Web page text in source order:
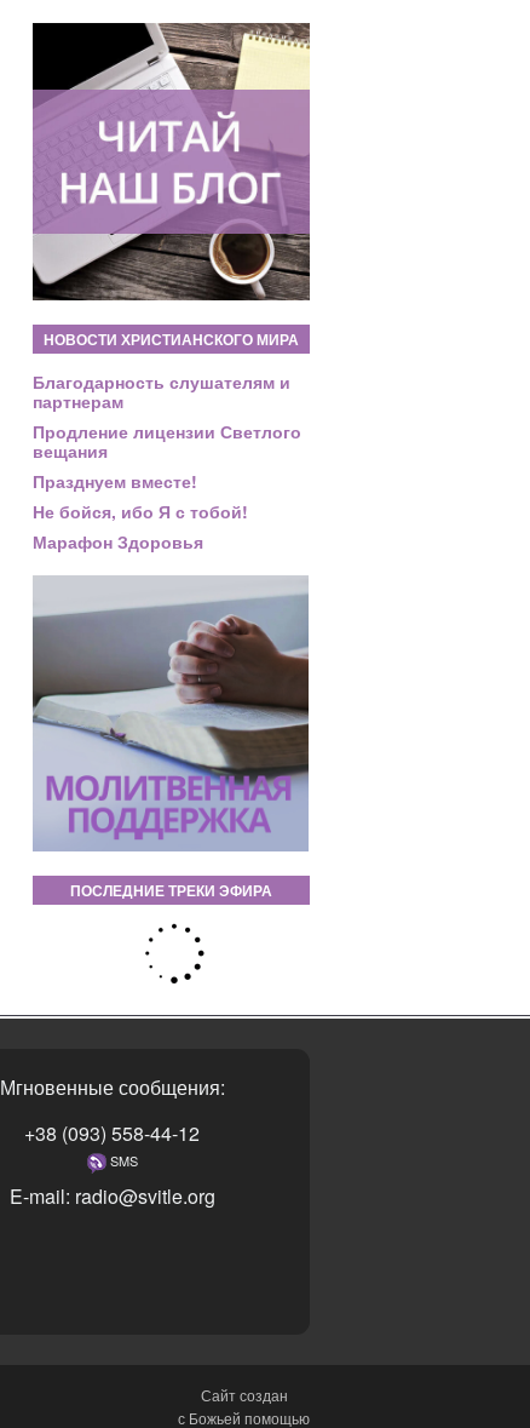
НОВОСТИ ХРИСТИАНСКОГО МИРА
Благодарность слушателям и
партнерам
Продление лицензии Светлого
вещания
Празднуем вместе!
Не бойся, ибо Я с тобой!
Марафон Здоровья
ПОСЛЕДНИЕ ТРЕКИ ЭФИРА
Мгновенные сообщения:
+38 (093) 558-44-12
SMS
E-mail: radio@svitle.org
Сайт создан
с Божьей помощью